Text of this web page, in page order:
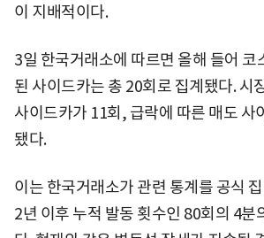
이 지배적이다.
3일 한국거래소에 따르면 올해 들어 코
된 사이드카는 총 20회로 집계됐다. 시
사이드카가 11회, 급락에 따른 매도 사
됐다.
이는 한국거래소가 관련 통계를 공식
2년 이후 누적 발동 횟수인 80회의 4분